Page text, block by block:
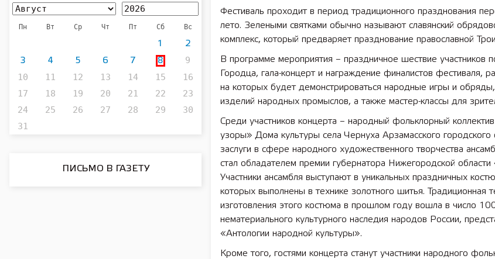
Пн Вт Ср Чт Пт Сб Вс
1 2
3 4 5 6 7 8
9
10
11 12 13 14 15
16
17
18 19 20 21 22
23
24
25 26 27 28 29
30
31
ПИСЬМО В ГАЗЕТУ
Фестиваль проходит в период традиционного празднования
лето. Зелеными святками обычно называют славянский
комплекс, который предваряет празднование православной
В программе мероприятия – праздничное шествие участников
Городца, гала-концерт и награждение финалистов фестиваля,
на которых будет демонстрироваться народные игры и обряды,
изделий народных промыслов, а также мастер-классы для
Среди участников концерта – народный фольклорный
узоры» Дома культуры села Чернуха Арзамасского городского
заслуги в сфере народного художественного творчества
стал обладателем премии губернатора Нижегородской
Участники ансамбля выступают в уникальных праздничных
которых выполнены в технике золотного шитья. Традиционная
изготовления этого костюма в прошлом году вошла в число
нематериального культурного наследия народов России,
«Антологии народной культуры».
Кроме того, гостями концерта станут участники народного